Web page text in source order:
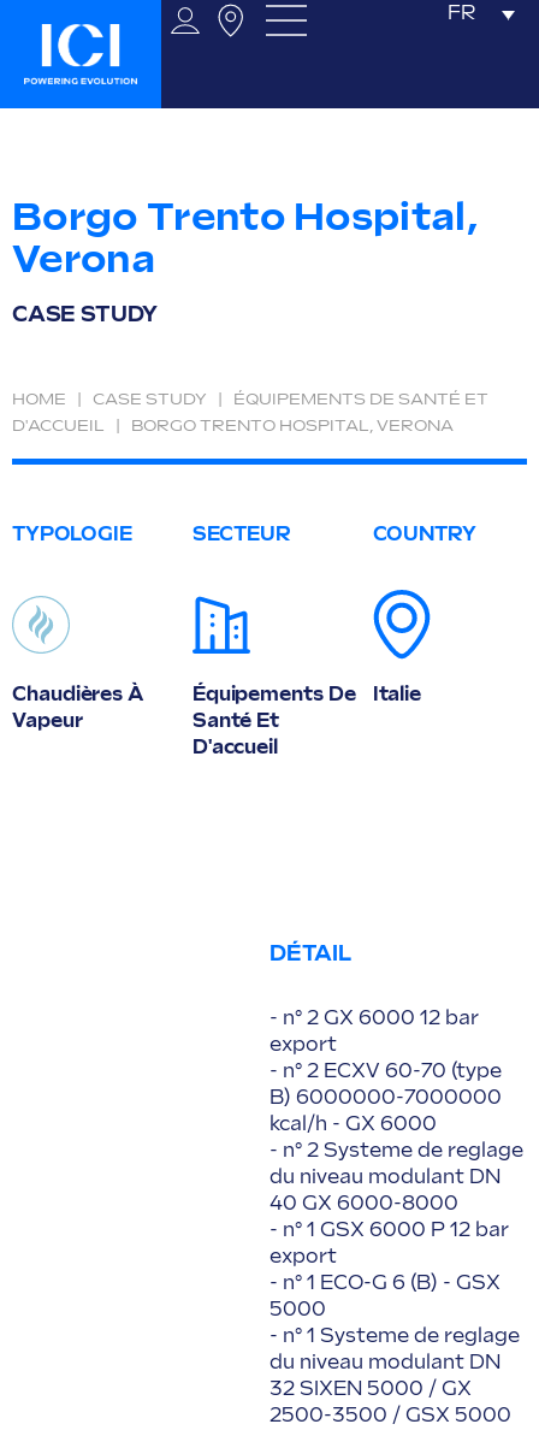
FR
Borgo Trento Hospital,
Verona
CASE STUDY
HOME CASE STUDY
ÉQUIPEMENTS DE SANTÉ ET
D'ACCUEIL
BORGO TRENTO HOSPITAL, VERONA
TYPOLOGIE
Chaudières À
Vapeur
SECTEUR
Équipements De
Santé Et
D'accueil
COUNTRY
Italie
DÉTAIL
- n° 2 GX 6000 12 bar
export
- n° 2 ECXV 60-70 (type
B) 6000000-7000000
kcal/h - GX 6000
- n° 2 Systeme de reglage
du niveau modulant DN
40 GX 6000-8000
- n° 1 GSX 6000 P 12 bar
export
- n° 1 ECO-G 6 (B) - GSX
5000
- n° 1 Systeme de reglage
du niveau modulant DN
32 SIXEN 5000 / GX
2500-3500 / GSX 5000